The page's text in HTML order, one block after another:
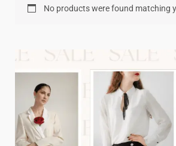
No products were found matching